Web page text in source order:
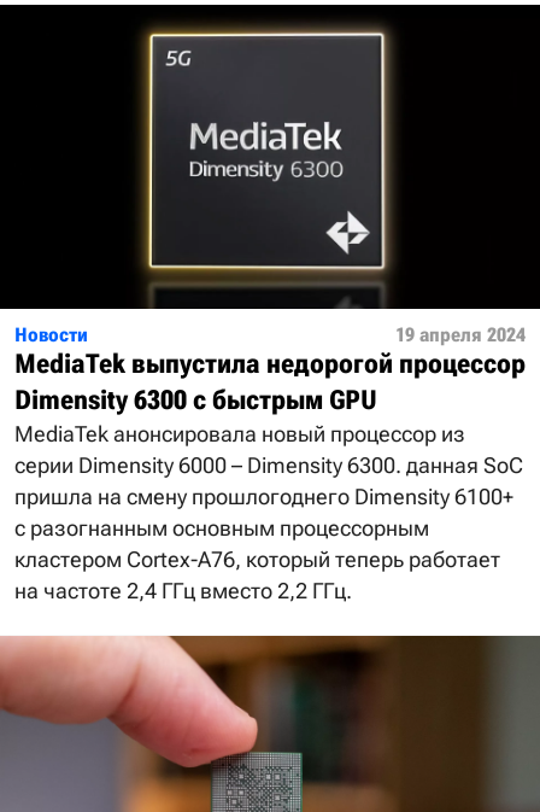
Новости 19 апреля 2024
MediaTek выпустила недорогой процессор
Dimensity 6300 с быстрым GPU
MediaTek анонсировала новый процессор из
серии Dimensity 6000 – Dimensity 6300. данная SoC
пришла на смену прошлогоднего Dimensity 6100+
с разогнанным основным процессорным
кластером Cortex-A76, который теперь работает
на частоте 2,4 ГГц вместо 2,2 ГГц.